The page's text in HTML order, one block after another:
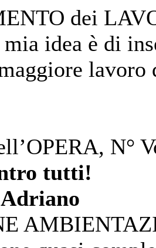
dei
mia idea è di
lavoro
N°
tutti!
Adriano